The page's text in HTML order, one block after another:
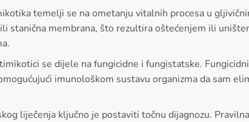
temelji se na ometanju vitalnih procesa u
stanična membrana, što rezultira oštećenjem ili
se dijele na fungicidne i fungistatske.
imunološkom sustavu organizma da sam
liječenja ključno je postaviti točnu dijagnozu.